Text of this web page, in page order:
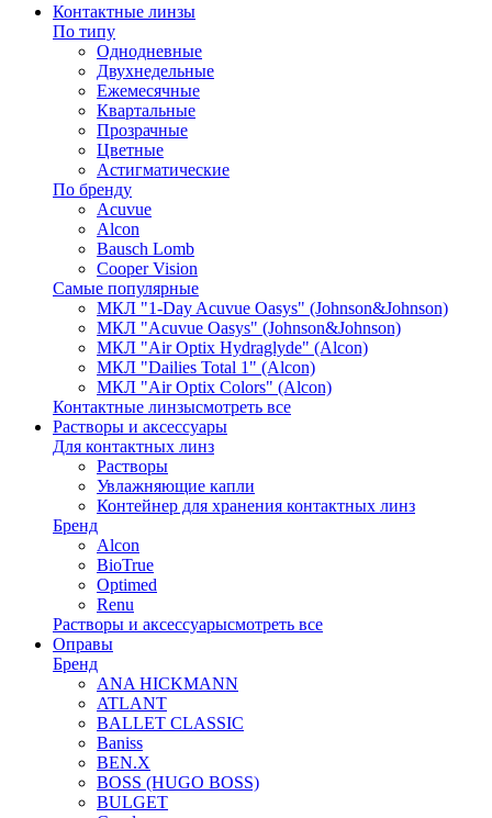
Контактные линзы
По типу
Однодневные
Двухнедельные
Ежемесячные
Квартальные
Прозрачные
Цветные
Астигматические
По бренду
Acuvue
Alcon
Bausch Lomb
Cooper Vision
Самые популярные
МКЛ "1-Day Acuvue Oasys" (Johnson&Johnson)
МКЛ "Acuvue Oasys" (Johnson&Johnson)
МКЛ "Air Optix Hydraglyde" (Alcon)
МКЛ "Dailies Total 1" (Alcon)
МКЛ "Air Optix Colors" (Alcon)
Контактные линзысмотреть все
Растворы и аксессуары
Для контактных линз
Растворы
Увлажняющие капли
Контейнер для хранения контактных линз
Бренд
Alcon
BioTrue
Optimed
Renu
Растворы и аксессуарысмотреть все
Оправы
Бренд
ANA HICKMANN
ATLANT
BALLET CLASSIC
Baniss
BEN.X
BOSS (HUGO BOSS)
BULGET